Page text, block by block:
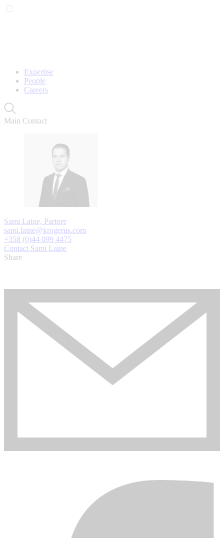
Expertise
People
Careers
Main Contact
Sami Laine, Partner
sami.laine@krogerus.com
+358 (0)44 099 4475
Contact Sami Laine
Share